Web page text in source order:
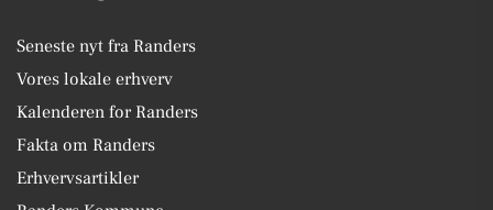
Seneste nyt fra Randers
Vores lokale erhverv
Kalenderen for Randers
Fakta om Randers
Erhvervsartikler